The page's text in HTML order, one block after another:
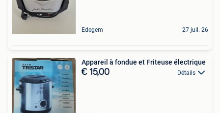
Edegem 27 juil. 26
Appareil à fondue et Friteuse électrique
€ 15,00 Détails